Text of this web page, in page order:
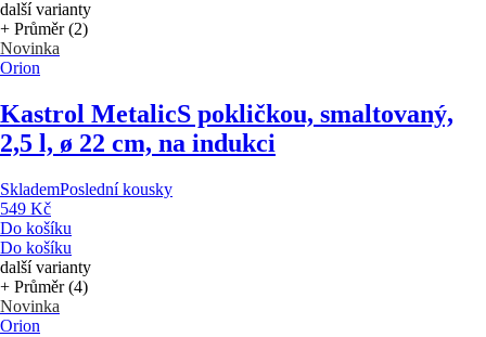
další varianty
+ Průměr (2)
Novinka
Orion
Kastrol MetalicS pokličkou, smaltovaný,
2,5 l, ø 22 cm, na indukci
SklademPoslední kousky
549 Kč
Do košíku
Do košíku
další varianty
+ Průměr (4)
Novinka
Orion